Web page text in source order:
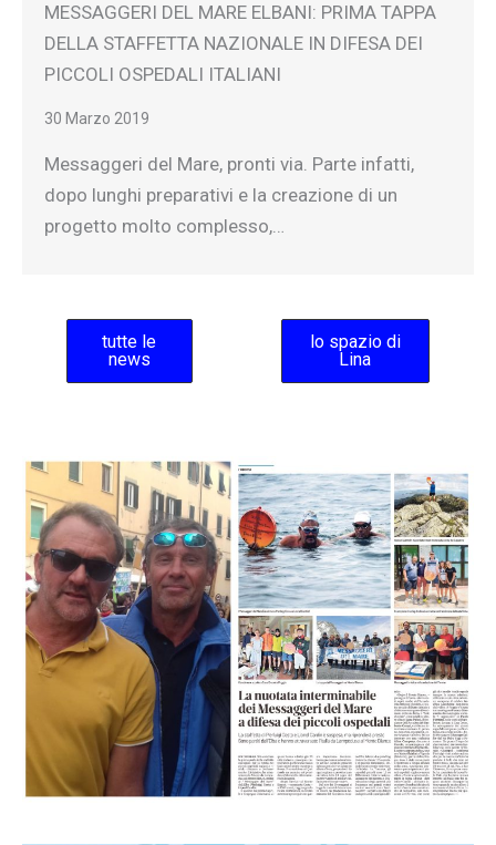
MESSAGGERI DEL MARE ELBANI: PRIMA TAPPA
DELLA STAFFETTA NAZIONALE IN DIFESA DEI
PICCOLI OSPEDALI ITALIANI
30 Marzo 2019
Messaggeri del Mare, pronti via. Parte infatti,
dopo lunghi preparativi e la creazione di un
progetto molto complesso,…
tutte le
news
lo spazio di
Lina